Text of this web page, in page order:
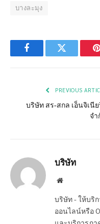
บางละมุง
FacebookTwitter
PREVIOUS
บริษัท สร-สกล เอ็นจิเนีย
จำ
บริษัท
Website
บริษัท - ให้บริ
ออนไลน์หรือ